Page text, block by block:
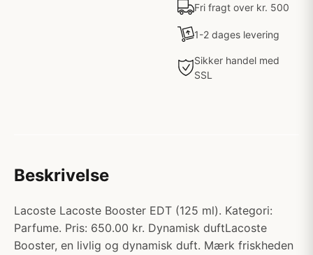
Fri fragt over kr. 500
1-2 dages levering
Sikker handel med
SSL
Beskrivelse
Lacoste Lacoste Booster EDT (125 ml). Kategori:
Parfume. Pris: 650.00 kr. Dynamisk duftLacoste
Booster, en livlig og dynamisk duft. Mærk friskheden